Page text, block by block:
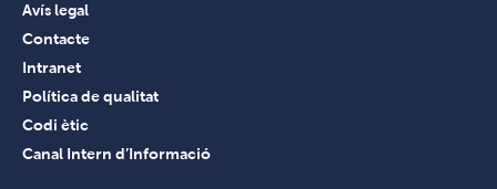
Avís legal
Contacte
Intranet
Política de qualitat
Codi ètic
Canal Intern d’Informació